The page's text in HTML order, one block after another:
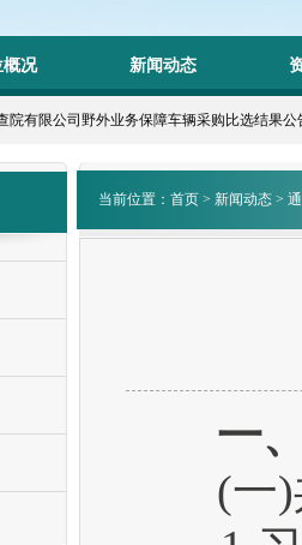
概况 新闻动态
院有限公司野外业务保障车辆采购比选结果公
当前位置： 首页 > 新闻动态 >
一
(一)